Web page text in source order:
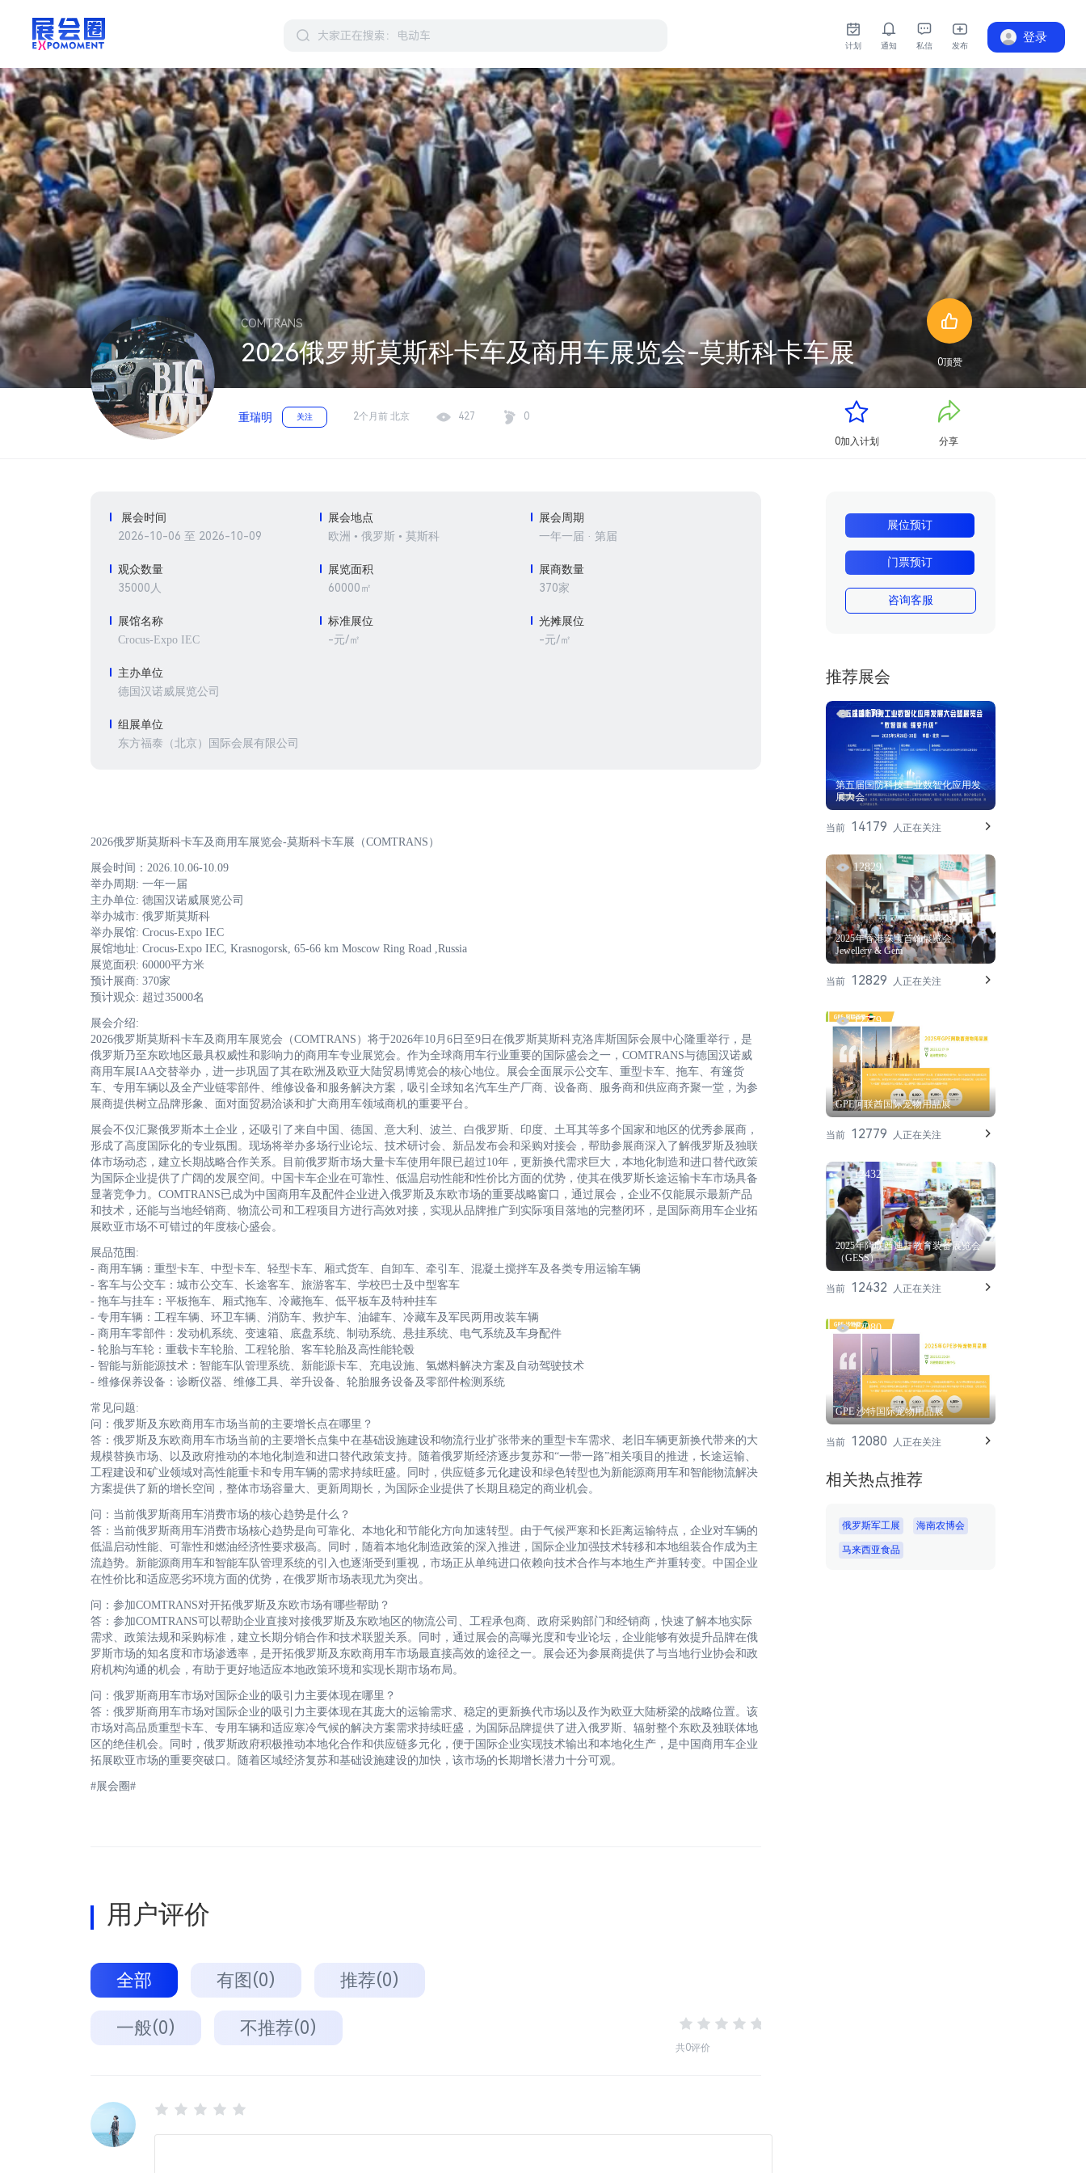
计划 通知 私信 发布
登录
COMTRANS
2026俄罗斯莫斯科卡车及商用车展览会-莫斯科卡车展 0顶赞
重瑞明 关注 2个月前 北京 427 0
0加入计划 分享
展会时间
2026-10-06 至 2026-10-09
展会地点
欧洲 • 俄罗斯 • 莫斯科
展会周期
一年一届 · 第届
观众数量
35000人
展览面积
60000㎡
展商数量
370家
展馆名称
Crocus-Expo IEC
标准展位
-元/㎡
光摊展位
-元/㎡
主办单位
德国汉诺威展览公司
组展单位
东方福泰（北京）国际会展有限公司
2026俄罗斯莫斯科卡车及商用车展览会-莫斯科卡车展（COMTRANS）
展会时间：2026.10.06-10.09
举办周期: 一年一届
主办单位: 德国汉诺威展览公司
举办城市: 俄罗斯莫斯科
举办展馆: Crocus-Expo IEC
展馆地址: Crocus-Expo IEC, Krasnogorsk, 65-66 km Moscow Ring Road ,Russia
展览面积: 60000平方米
预计展商: 370家
预计观众: 超过35000名
展会介绍:
2026俄罗斯莫斯科卡车及商用车展览会（COMTRANS）将于2026年10月6日至9日在俄罗斯莫斯科克洛库斯国际会展中心隆重举行，是
俄罗斯乃至东欧地区最具权威性和影响力的商用车专业展览会。作为全球商用车行业重要的国际盛会之一，COMTRANS与德国汉诺威
商用车展IAA交替举办，进一步巩固了其在欧洲及欧亚大陆贸易博览会的核心地位。展会全面展示公交车、重型卡车、拖车、有篷货
车、专用车辆以及全产业链零部件、维修设备和服务解决方案，吸引全球知名汽车生产厂商、设备商、服务商和供应商齐聚一堂，为参
展商提供树立品牌形象、面对面贸易洽谈和扩大商用车领域商机的重要平台。
展会不仅汇聚俄罗斯本土企业，还吸引了来自中国、德国、意大利、波兰、白俄罗斯、印度、土耳其等多个国家和地区的优秀参展商，
形成了高度国际化的专业氛围。现场将举办多场行业论坛、技术研讨会、新品发布会和采购对接会，帮助参展商深入了解俄罗斯及独联
体市场动态，建立长期战略合作关系。目前俄罗斯市场大量卡车使用年限已超过10年，更新换代需求巨大，本地化制造和进口替代政策
为国际企业提供了广阔的发展空间。中国卡车企业在可靠性、低温启动性能和性价比方面的优势，使其在俄罗斯长途运输卡车市场具备
显著竞争力。COMTRANS已成为中国商用车及配件企业进入俄罗斯及东欧市场的重要战略窗口，通过展会，企业不仅能展示最新产品
和技术，还能与当地经销商、物流公司和工程项目方进行高效对接，实现从品牌推广到实际项目落地的完整闭环，是国际商用车企业拓
展欧亚市场不可错过的年度核心盛会。
展品范围:
- 商用车辆：重型卡车、中型卡车、轻型卡车、厢式货车、自卸车、牵引车、混凝土搅拌车及各类专用运输车辆
- 客车与公交车：城市公交车、长途客车、旅游客车、学校巴士及中型客车
- 拖车与挂车：平板拖车、厢式拖车、冷藏拖车、低平板车及特种挂车
- 专用车辆：工程车辆、环卫车辆、消防车、救护车、油罐车、冷藏车及军民两用改装车辆
- 商用车零部件：发动机系统、变速箱、底盘系统、制动系统、悬挂系统、电气系统及车身配件
- 轮胎与车轮：重载卡车轮胎、工程轮胎、客车轮胎及高性能轮毂
- 智能与新能源技术：智能车队管理系统、新能源卡车、充电设施、氢燃料解决方案及自动驾驶技术
- 维修保养设备：诊断仪器、维修工具、举升设备、轮胎服务设备及零部件检测系统
常见问题:
问：俄罗斯及东欧商用车市场当前的主要增长点在哪里？
答：俄罗斯及东欧商用车市场当前的主要增长点集中在基础设施建设和物流行业扩张带来的重型卡车需求、老旧车辆更新换代带来的大
规模替换市场、以及政府推动的本地化制造和进口替代政策支持。随着俄罗斯经济逐步复苏和“一带一路”相关项目的推进，长途运输、
工程建设和矿业领域对高性能重卡和专用车辆的需求持续旺盛。同时，供应链多元化建设和绿色转型也为新能源商用车和智能物流解决
方案提供了新的增长空间，整体市场容量大、更新周期长，为国际企业提供了长期且稳定的商业机会。
问：当前俄罗斯商用车消费市场的核心趋势是什么？
答：当前俄罗斯商用车消费市场核心趋势是向可靠化、本地化和节能化方向加速转型。由于气候严寒和长距离运输特点，企业对车辆的
低温启动性能、可靠性和燃油经济性要求极高。同时，随着本地化制造政策的深入推进，国际企业加强技术转移和本地组装合作成为主
流趋势。新能源商用车和智能车队管理系统的引入也逐渐受到重视，市场正从单纯进口依赖向技术合作与本地生产并重转变。中国企业
在性价比和适应恶劣环境方面的优势，在俄罗斯市场表现尤为突出。
问：参加COMTRANS对开拓俄罗斯及东欧市场有哪些帮助？
答：参加COMTRANS可以帮助企业直接对接俄罗斯及东欧地区的物流公司、工程承包商、政府采购部门和经销商，快速了解本地实际
需求、政策法规和采购标准，建立长期分销合作和技术联盟关系。同时，通过展会的高曝光度和专业论坛，企业能够有效提升品牌在俄
罗斯市场的知名度和市场渗透率，是开拓俄罗斯及东欧商用车市场最直接高效的途径之一。展会还为参展商提供了与当地行业协会和政
府机构沟通的机会，有助于更好地适应本地政策环境和实现长期市场布局。
问：俄罗斯商用车市场对国际企业的吸引力主要体现在哪里？
答：俄罗斯商用车市场对国际企业的吸引力主要体现在其庞大的运输需求、稳定的更新换代市场以及作为欧亚大陆桥梁的战略位置。该
市场对高品质重型卡车、专用车辆和适应寒冷气候的解决方案需求持续旺盛，为国际品牌提供了进入俄罗斯、辐射整个东欧及独联体地
区的绝佳机会。同时，俄罗斯政府积极推动本地化合作和供应链多元化，便于国际企业实现技术输出和本地化生产，是中国商用车企业
拓展欧亚市场的重要突破口。随着区域经济复苏和基础设施建设的加快，该市场的长期增长潜力十分可观。
#展会圈#
用户评价
全部 有图(0) 推荐(0)
一般(0) 不推荐(0)
共0评价
展位预订
门票预订
咨询客服
推荐展会
14179
第五届国防科技工业数智化应用发
展大会
当前 14179 人正在关注
12829
2025年香港珠宝首饰展览会
Jewellery & Gem
当前 12829 人正在关注
12779
GPE阿联酋国际宠物用品展
当前 12779 人正在关注
12432
2025年阿联酋迪拜教育装备展览会
（GESS）
当前 12432 人正在关注
12080
GPE 沙特国际宠物用品展
当前 12080 人正在关注
相关热点推荐
俄罗斯军工展 海南农博会
马来西亚食品